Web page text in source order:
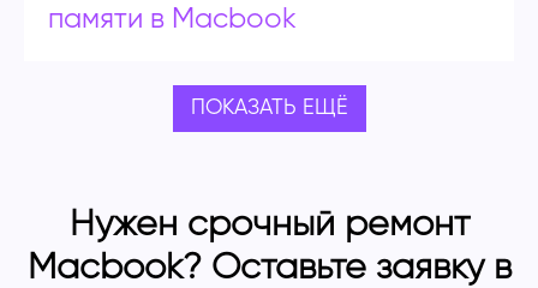
памяти в Macbook
ПОКАЗАТЬ ЕЩЁ
Нужен срочный ремонт
Macbook? Оставьте заявку в